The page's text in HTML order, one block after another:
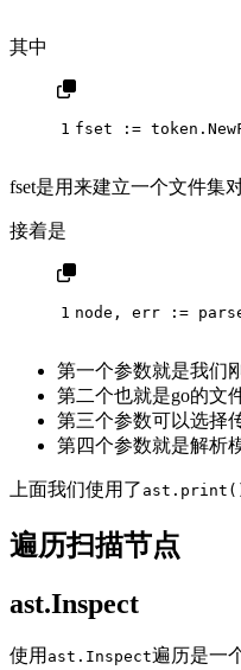
其中
1 fset :=
fset是用来建立一个文件集
接着是
1 node, err :=
第一个参数就是我们
第二个也就是go的文
第三个参数可以选择
第四个参数就是解析
上面我们使用了
遍历扫描节点
ast.Inspect
使用 ast.Inspect遍历是一